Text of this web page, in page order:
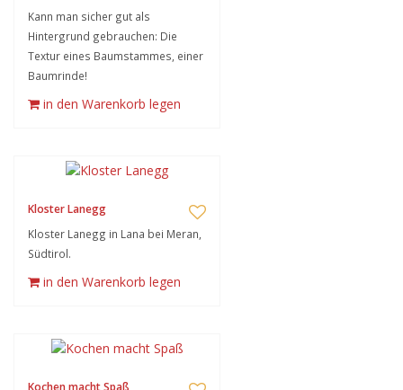
Kann man sicher gut als
Hintergrund gebrauchen: Die
Textur eines Baumstammes, einer
Baumrinde!
in den Warenkorb legen
Kloster Lanegg
Kloster Lanegg in Lana bei Meran,
Südtirol.
in den Warenkorb legen
Kochen macht Spaß